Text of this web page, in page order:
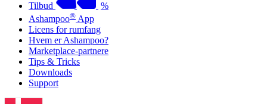
Tilbud
%
Ashampoo® App
Licens for rumfang
Hvem er Ashampoo?
Marketplace-partnere
Tips & Tricks
Downloads
Support